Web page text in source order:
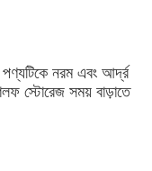
নরম এবং আর্দ্র
স্টোরেজ সময় বাড়াতে